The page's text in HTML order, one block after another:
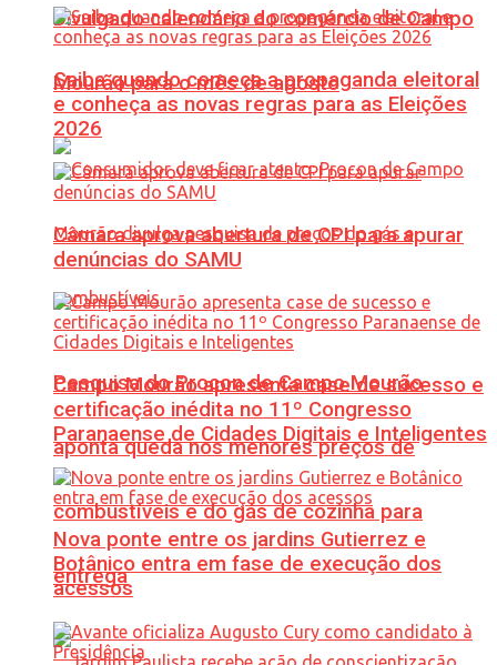
Divulgado calendário do comércio de Campo
Mourão para o mês de agosto
Pesquisa do Procon de Campo Mourão
aponta queda nos menores preços de
combustíveis e do gás de cozinha para
entrega
Saiba quando começa a propaganda eleitoral
e conheça as novas regras para as Eleições
2026
Câmara aprova abertura de CPI para apurar
denúncias do SAMU
Campo Mourão apresenta case de sucesso e
certificação inédita no 11º Congresso
Paranaense de Cidades Digitais e Inteligentes
Nova ponte entre os jardins Gutierrez e
Botânico entra em fase de execução dos
acessos